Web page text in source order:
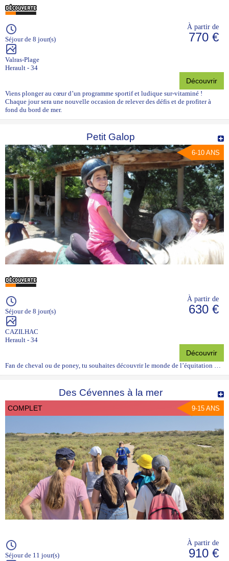
Séjour de 8 jour(s)
Valras-Plage
Herault - 34
À partir de
770 €
Découvrir
Viens plonger au cœur d’un programme sportif et ludique sur-vitaminé !
Chaque jour sera une nouvelle occasion de relever des défis et de profiter à
fond du bord de mer.
Petit Galop
6-10 ANS
Séjour de 8 jour(s)
CAZILHAC
Herault - 34
À partir de
630 €
Découvrir
Fan de cheval ou de poney, tu souhaites découvrir le monde de l’équitation …
Des Cévennes à la mer
COMPLET 9-15 ANS
Séjour de 11 jour(s)
À partir de
910 €